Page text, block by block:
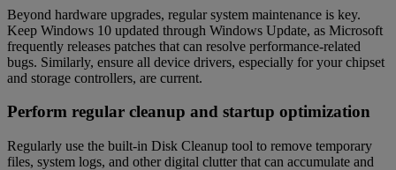
Beyond hardware upgrades, regular system maintenance is key.
Keep Windows 10 updated through Windows Update, as Microsoft
frequently releases patches that can resolve performance-related
bugs. Similarly, ensure all device drivers, especially for your chipset
and storage controllers, are current.
Perform regular cleanup and startup optimization
Regularly use the built-in Disk Cleanup tool to remove temporary
files, system logs, and other digital clutter that can accumulate and